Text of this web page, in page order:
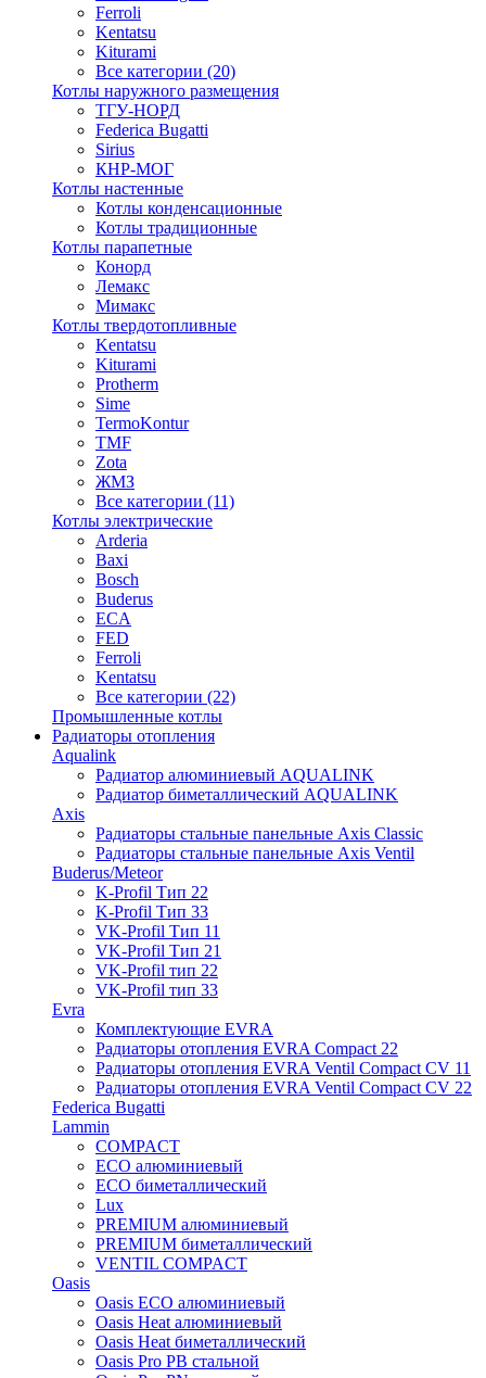
Ferroli
Kentatsu
Kiturami
Все категории (20)
Котлы наружного размещения
ТГУ-НОРД
Federica Bugatti
Sirius
КНР-МОГ
Котлы настенные
Котлы конденсационные
Котлы традиционные
Котлы парапетные
Конорд
Лемакс
Мимакс
Котлы твердотопливные
Kentatsu
Kiturami
Protherm
Sime
TermoKontur
TMF
Zota
ЖМЗ
Все категории (11)
Котлы электрические
Arderia
Baxi
Bosch
Buderus
ECA
FED
Ferroli
Kentatsu
Все категории (22)
Промышленные котлы
Радиаторы отопления
Aqualink
Радиатор алюминиевый AQUALINK
Радиатор биметаллический AQUALINK
Axis
Радиаторы стальные панельные Axis Classic
Радиаторы стальные панельные Axis Ventil
Buderus/Meteor
K-Profil Тип 22
K-Profil Тип 33
VK-Profil Тип 11
VK-Profil Тип 21
VK-Profil тип 22
VK-Profil тип 33
Evra
Комплектующие EVRA
Радиаторы отопления EVRA Compact 22
Радиаторы отопления EVRA Ventil Compact CV 11
Радиаторы отопления EVRA Ventil Compact CV 22
Federica Bugatti
Lammin
COMPACT
ECO алюминиевый
ECO биметаллический
Lux
PREMIUM алюминиевый
PREMIUM биметаллический
VENTIL COMPACT
Oasis
Oasis ECO алюминиевый
Oasis Heat алюминиевый
Oasis Heat биметаллический
Oasis Pro PB стальной